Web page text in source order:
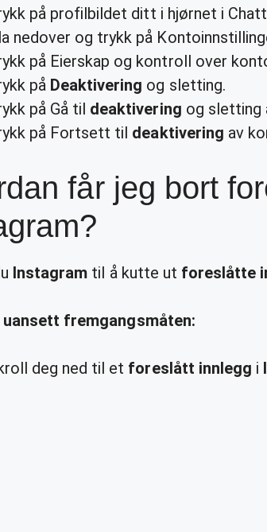
på profilbildet ditt i hjørnet i
nedover og trykk på
på Eierskap og kontroll over
på Deaktivering og sletting.
på Gå til deaktivering og sletting
på Fortsett til deaktivering av
får jeg bort
Instagram til å kutte ut foreslåtte
uansett fremgangsmåten:
deg ned til et foreslått innlegg i